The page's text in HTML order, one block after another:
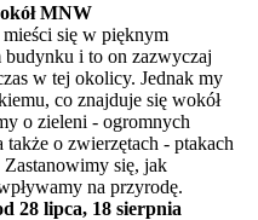
MNW
się w pięknym
i to on zazwyczaj
w tej okolicy. Jednak my
co znajduje się wokół
o zieleni - ogromnych
o zwierzętach - ptakach
się, jak
na przyrodę.
28 lipca, 18 sierpnia